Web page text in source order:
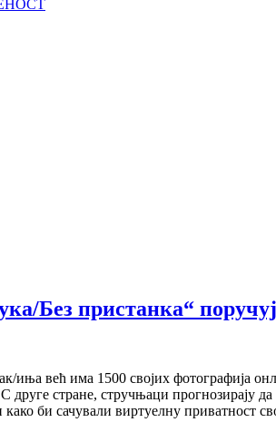
Без пристанка“
иња већ има 1500 својих фотографија
друге стране, стручњаци прогнозирају
би сачували виртуелну приватност